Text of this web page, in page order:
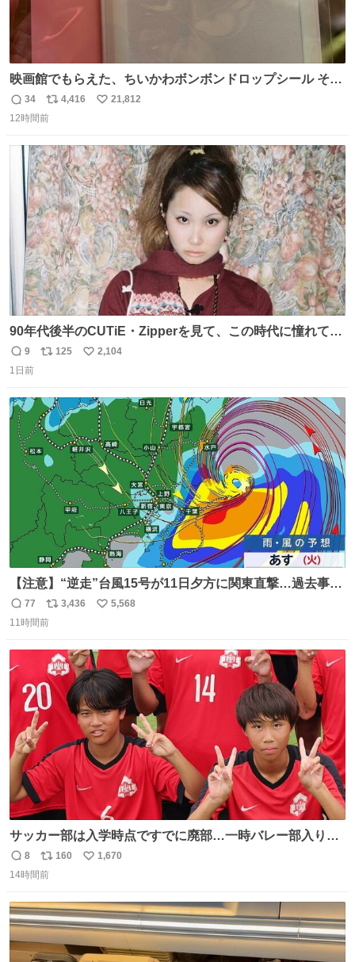
映画館でもらえた、ちいかわボンボンドロップシール その
ままキーホルダーにして使いたいって人まずキャンドゥに
行きな 何も加工せずにキーホルダーになるケースあるか
返
信
34
リ
ポ
ト
数
4,416
い
数
21,812
12時間前
90年代後半のCUTiE・Zipperを見て、この時代に憧れて
「令和」に再現した22歳🍓 身につけてるものは全て90年代
後半のお洋服❤︎
返
信
9
リ
ト
数
125
い
数
2,104
1日前
【注意】“逆走”台風15号が11日夕方に関東直撃…過去事例
が少なく予想外の被害も懸念
news.livedoor.com/lite/article_d… 台風15号はかなり珍し
に進んで上陸した台風は過去にも3例しかない。もしも、
茨城県か福島県に上陸すれば初のケースとなる。
返
信
77
リ
ポ
ト
数
3,436
い
数
5,568
11時間前
サッカー部は入学時点ですでに廃部…一時バレー部入りも
2人で復活させた伊勢原市立中沢中の柳川&宮口、合同チー
ムで歩んだ3年間の集大成で全国へ
学校サッカー大会 #全中 #ゲキサカ
返
信
8
リ
ポ
ト
数
160
い
数
1,670
14時間前